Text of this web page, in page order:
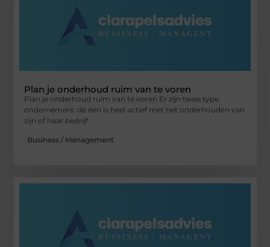
Plan je onderhoud ruim van te voren
Plan je onderhoud ruim van te voren Er zijn twee type
ondernemers: de één is heel actief met het onderhouden van
zijn of haar bedrijf
Business / Management